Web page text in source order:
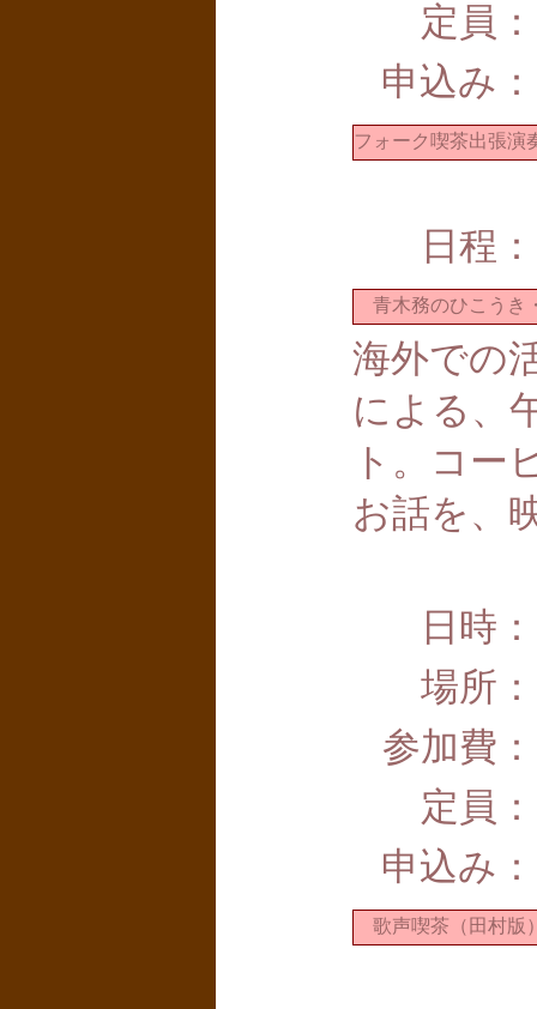
定員：
申込み：
フォーク喫茶出張
日程：
青木務のひこうき
海外での
による、
ト。コー
お話を、
日時：
場所：
参加費：
定員：
申込み：
歌声喫茶（田村版